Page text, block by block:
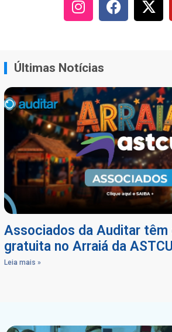
Últimas Notícias
Associados da Auditar têm
gratuita no Arraiá da
Leia mais »